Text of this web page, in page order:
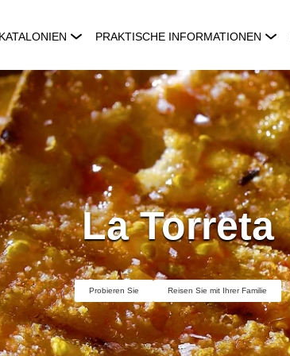
PRAKTISCHE INFORMATIONEN
La Torreta
Probieren Sie Reisen Sie mit Ihrer Familie